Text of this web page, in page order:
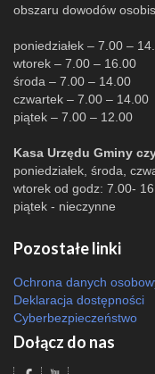
obszaru dowodów
poniedziałek – 7.00 –
wtorek – 7.00 – 16.00
środa – 7.00 – 14.00
czwartek – 7.00 – 14.00
piątek – 7.00 – 12.00
Kasa Urzędu Gminy
poniedziałek, środa,
wtorek od godz: 7.00-
piątek - nieczynne
Pozostałe linki
Ochrona danych
Deklaracja dostępności
Cyberbezpieczeństwo
Dołącz do nas